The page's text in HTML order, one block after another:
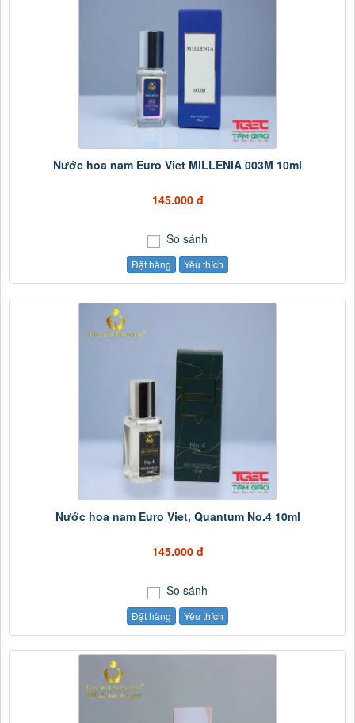
Nước hoa nam Euro Viet MILLENIA 003M 10ml
145.000 đ
So sánh
Đặt hàng Yêu thích
Nước hoa nam Euro Viet, Quantum No.4 10ml
145.000 đ
So sánh
Đặt hàng Yêu thích